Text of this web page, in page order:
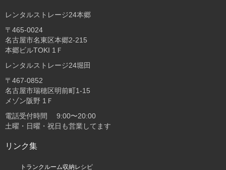
レンタルストレージ24本郷
〒465-0024
名古屋市名東区本郷2-215
本郷ビルTOKI 1Ｆ
レンタルストレージ24堀田
〒467-0852
名古屋市瑞穂区明前町1-15
メゾン阪野 1Ｆ
電話受付時間 9:00〜20:00
土曜・日曜・祝日も営業してます
リンク集
トランクルーム収納レシピ